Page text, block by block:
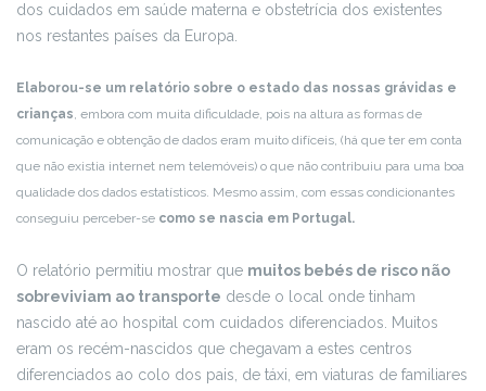
dos cuidados em saúde materna e obstetrícia dos existentes
nos restantes países da Europa.
Elaborou-se um relatório sobre o estado das nossas grávidas e
crianças, embora com muita dificuldade, pois na altura as formas de
comunicação e obtenção de dados eram muito difíceis, (há que ter em conta
que não existia internet nem telemóveis) o que não contribuiu para uma boa
qualidade dos dados estatísticos. Mesmo assim, com essas condicionantes
conseguiu perceber-se como se nascia em Portugal.
O relatório permitiu mostrar que muitos bebés de risco não
sobreviviam ao transporte desde o local onde tinham
nascido até ao hospital com cuidados diferenciados. Muitos
eram os recém-nascidos que chegavam a estes centros
diferenciados ao colo dos pais, de táxi, em viaturas de familiares